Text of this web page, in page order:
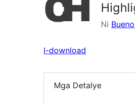
Ni
I-download
Mga Detalye